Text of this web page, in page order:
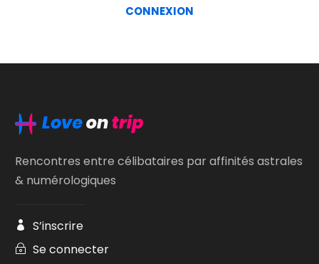
CONNEXION
Rencontres entre célibataires par affinités astrales
& numérologiques
S’inscrire
Se connecter